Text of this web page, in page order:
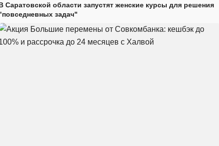
Саратовской области запустят женские курсы для решения
задач"